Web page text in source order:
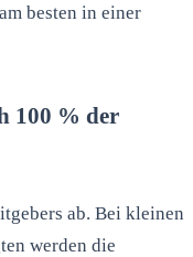
besten in einer
100 % der
ab. Bei kleinen
werden die